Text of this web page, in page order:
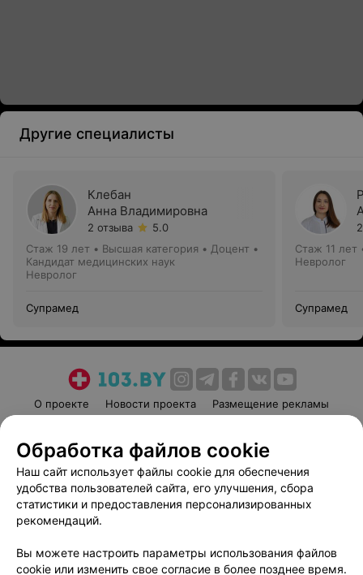
Другие специалисты
Клебан
Анна Владимировна
2 отзыва
5.0
Стаж 19 лет • Высшая категория • Доцент •
Кандидат медицинских наук
Невролог
Супрамед
Стаж 11 лет
Невролог
Супрамед
О проекте Новости проекта
Размещение рекламы
Пользовательское соглашение
Способы оплаты
Вакансии
Партнеры
Написать руководителю 103.by
Обработка персональных данных
Обработка файлов cookie
Наш сайт использует файлы cookie для обеспечения
удобства пользователей сайта, его улучшения, сбора
статистики и предоставления персонализированных
рекомендаций.
Вы можете настроить параметры использования файлов
cookie или изменить свое согласие в более позднее время.